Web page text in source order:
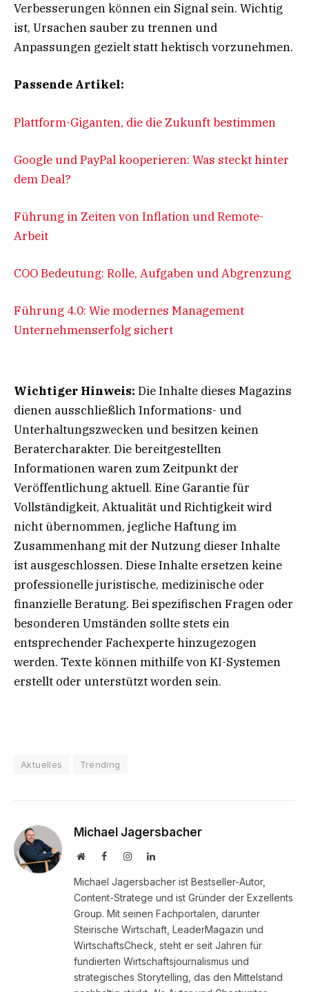
Verbesserungen können ein Signal sein. Wichtig
ist, Ursachen sauber zu trennen und
Anpassungen gezielt statt hektisch vorzunehmen.
Passende Artikel:
Plattform-Giganten, die die Zukunft bestimmen
Google und PayPal kooperieren: Was steckt hinter
dem Deal?
Führung in Zeiten von Inflation und Remote-
Arbeit
COO Bedeutung: Rolle, Aufgaben und Abgrenzung
Führung 4.0: Wie modernes Management
Unternehmenserfolg sichert
Wichtiger Hinweis: Die Inhalte dieses Magazins
dienen ausschließlich Informations- und
Unterhaltungszwecken und besitzen keinen
Beratercharakter. Die bereitgestellten
Informationen waren zum Zeitpunkt der
Veröffentlichung aktuell. Eine Garantie für
Vollständigkeit, Aktualität und Richtigkeit wird
nicht übernommen, jegliche Haftung im
Zusammenhang mit der Nutzung dieser Inhalte
ist ausgeschlossen. Diese Inhalte ersetzen keine
professionelle juristische, medizinische oder
finanzielle Beratung. Bei spezifischen Fragen oder
besonderen Umständen sollte stets ein
entsprechender Fachexperte hinzugezogen
werden. Texte können mithilfe von KI-Systemen
erstellt oder unterstützt worden sein.
Aktuelles Trending
Michael Jagersbacher
WebsiteFacebookInstagramLinkedIn
Michael Jagersbacher ist Bestseller-Autor,
Content-Stratege und ist Gründer der Exzellents
Group. Mit seinen Fachportalen, darunter
Steirische Wirtschaft, LeaderMagazin und
WirtschaftsCheck, steht er seit Jahren für
fundierten Wirtschaftsjournalismus und
strategisches Storytelling, das den Mittelstand